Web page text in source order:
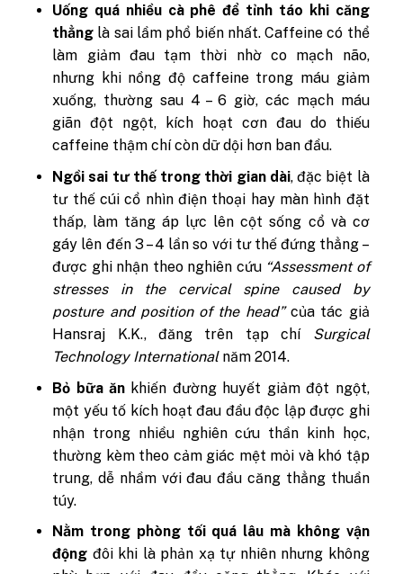
Uống quá nhiều cà phê để tỉnh táo khi căng
thẳng là sai lầm phổ biến nhất. Caffeine có thể
làm giảm đau tạm thời nhờ co mạch não,
nhưng khi nồng độ caffeine trong máu giảm
xuống, thường sau 4 – 6 giờ, các mạch máu
giãn đột ngột, kích hoạt cơn đau do thiếu
caffeine thậm chí còn dữ dội hơn ban đầu.
Ngồi sai tư thế trong thời gian dài, đặc biệt là
tư thế cúi cổ nhìn điện thoại hay màn hình đặt
thấp, làm tăng áp lực lên cột sống cổ và cơ
gáy lên đến 3 – 4 lần so với tư thế đứng thẳng –
được ghi nhận theo nghiên cứu “Assessment of
stresses in the cervical spine caused by
posture and position of the head”của tác giả
Hansraj K.K., đăng trên tạp chí Surgical
Technology Internationalnăm 2014.
Bỏ bữa ăn khiến đường huyết giảm đột ngột,
một yếu tố kích hoạt đau đầu độc lập được ghi
nhận trong nhiều nghiên cứu thần kinh học,
thường kèm theo cảm giác mệt mỏi và khó tập
trung, dễ nhầm với đau đầu căng thẳng thuần
túy.
Nằm trong phòng tối quá lâu mà không vận
động đôi khi là phản xạ tự nhiên nhưng không